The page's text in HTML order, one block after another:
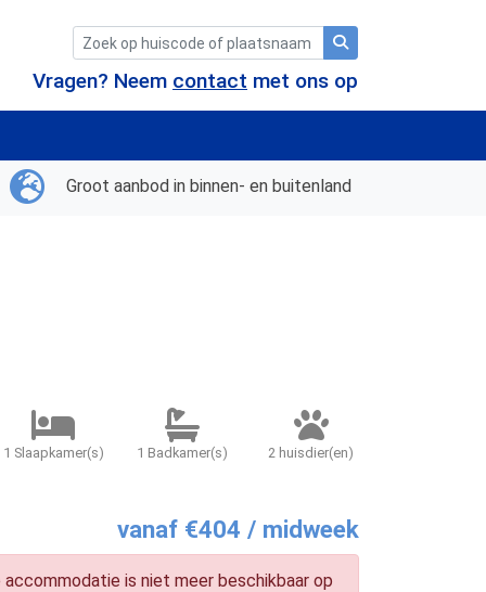
Vragen? Neem contact met ons op
Groot aanbod in binnen- en buitenland
1 Slaapkamer(s) 1 Badkamer(s) 2 huisdier(en)
vanaf €404 / midweek
accommodatie is niet meer beschikbaar op